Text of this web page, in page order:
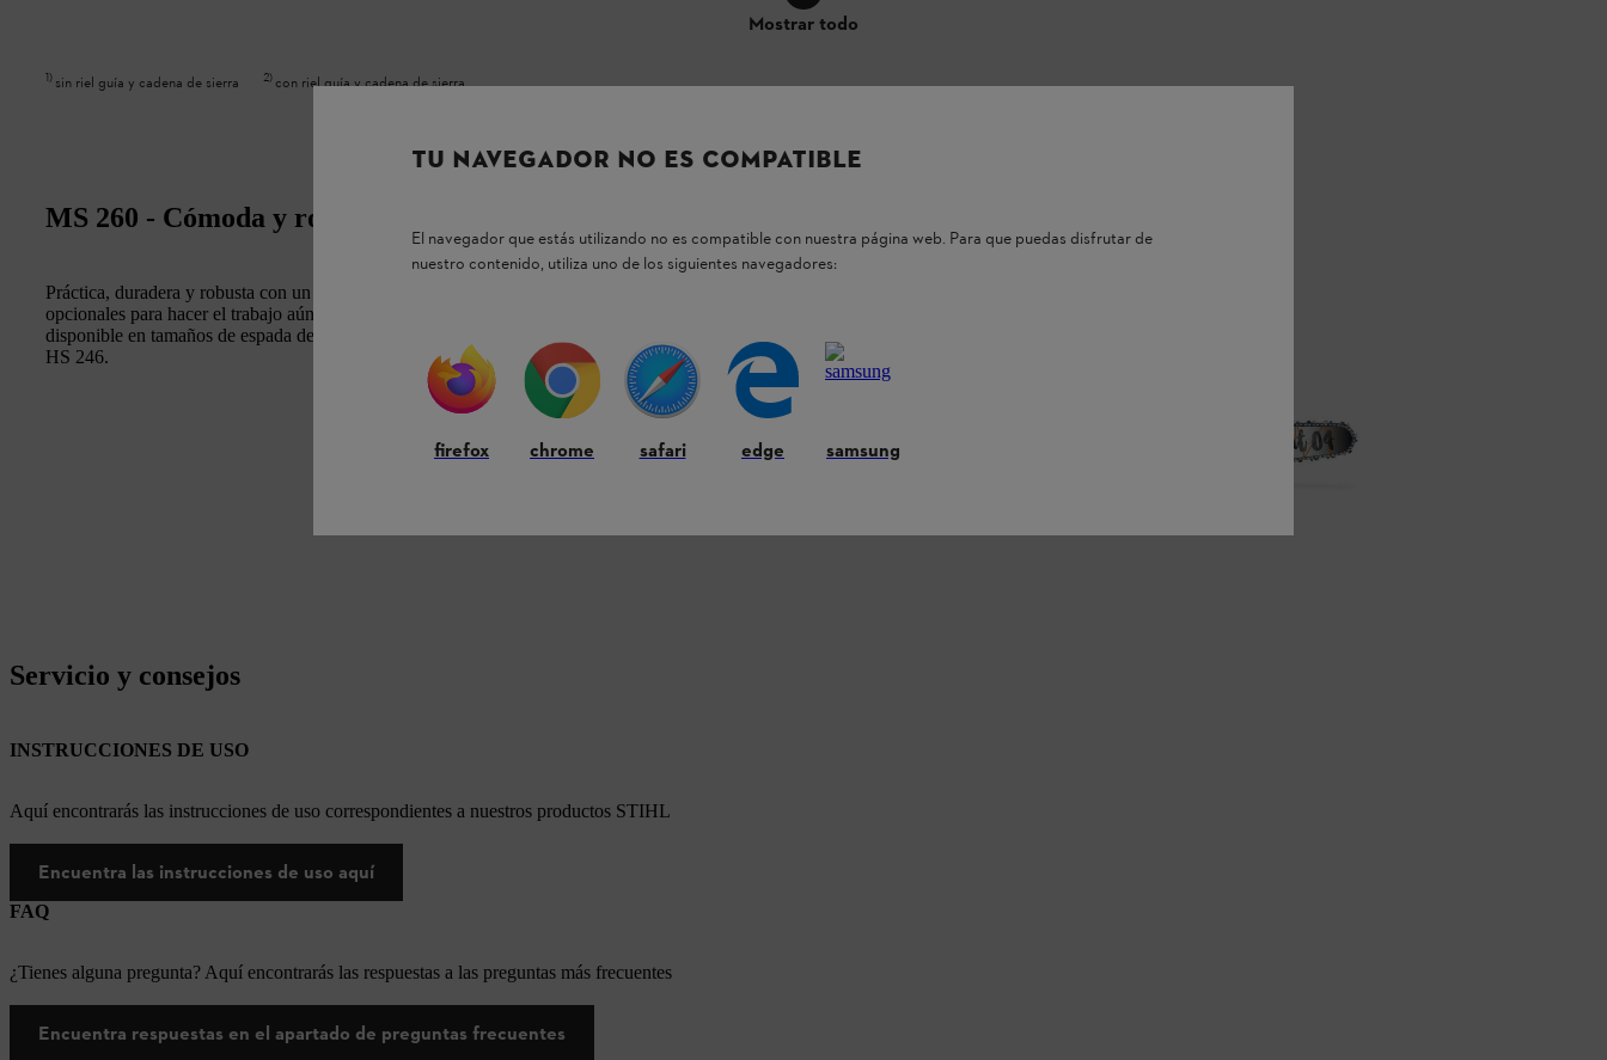
Mostrar todo
1) sin riel guía y cadena de sierra 2) con riel guía y cadena de sierra
MS 260 - Cómoda y robusta motosierra, con una larga vida útil.
Práctica, duradera y robusta con un peso mínimo, la STIHL MS 260 puede venir con una serie de características
opcionales para hacer el trabajo aún más fácil. Reconocida como una motosierra líder en el sector forestal, está
disponible en tamaños de espada de 13"/32cm a 18"/45cm. También se puede utilizar con el accesorio cortasetos
HS 246.
Servicio y consejos
INSTRUCCIONES DE USO
Aquí encontrarás las instrucciones de uso correspondientes a nuestros productos STIHL
Encuentra las instrucciones de uso aquí
FAQ
¿Tienes alguna pregunta? Aquí encontrarás las respuestas a las preguntas más frecuentes
Encuentra respuestas en el apartado de preguntas frecuentes
TU NAVEGADOR NO ES COMPATIBLE
El navegador que estás utilizando no es compatible con nuestra página web. Para que puedas disfrutar de
nuestro contenido, utiliza uno de los siguientes navegadores:
firefox chrome safari edge samsung